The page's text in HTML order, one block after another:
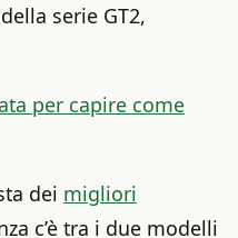
serie GT2,
per capire come
dei migliori
c’è tra i due modelli